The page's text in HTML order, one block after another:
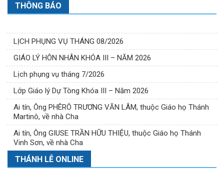
THÔNG BÁO
LỊCH PHỤNG VỤ THÁNG 08/2026
GIÁO LÝ HÔN NHÂN KHÓA III – NĂM 2026
Lịch phụng vụ tháng 7/2026
Lớp Giáo lý Dự Tòng Khóa III – Năm 2026
Ai tín, Ông PHÊRÔ TRƯƠNG VĂN LÂM, thuộc Giáo họ Thánh
Martinô, về nhà Cha
Ai tín, Ông GIUSE TRẦN HỮU THIỆU, thuộc Giáo họ Thánh
Vinh Sơn, về nhà Cha
THÁNH LỄ ONLINE